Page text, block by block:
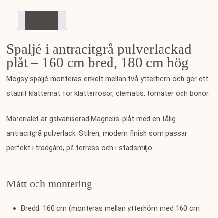
Spaljé i antracitgrå pulverlackad
plåt – 160 cm bred, 180 cm hög
Mogsy spaljé monteras enkelt mellan två ytterhörn och ger ett
stabilt klätternät för klätterrosor, clematis, tomater och bönor.
Materialet är galvaniserad Magnelis-plåt med en tålig
antracitgrå pulverlack. Stilren, modern finish som passar
perfekt i trädgård, på terrass och i stadsmiljö.
Mått och montering
Bredd: 160 cm (monteras mellan ytterhörn med 160 cm